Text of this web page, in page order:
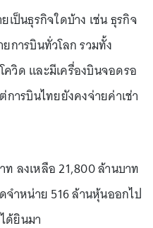
เป็นธุรกิจใดบ้าง เช่น ธุรกิจ
การบินทั่วโลก รวมทั้ง
วิด และมีเครื่องบินจอดรอ
ารบินไทยยังคงจ่ายค่าเช่า
ลงเหลือ 21,800 ล้านบาท
ำหน่าย 516 ล้านหุ้นออกไป
ด้ยินมา